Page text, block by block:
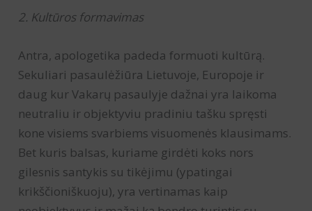
2. Kultūros formavimas
Antra, apologetika padeda formuoti kultūrą.
Sekuliari pasaulėžiūra Lietuvoje, Europoje ir
daug kur Vakarų pasaulyje dažnai yra laikoma
neutraliu ir objektyviu pradiniu tašku spręsti
kone visiems svarbiems visuomenės klausimams.
Bet kuris balsas, kuriame girdėti koks nors
gilesnis santykis su tikėjimu (ypatingai
krikščioniškuoju), yra vertinamas kaip